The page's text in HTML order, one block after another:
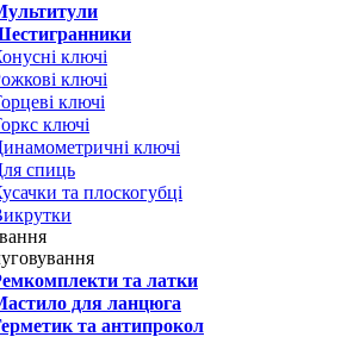
ключі
ключі
ключі
ключі
ключі
спиць
та плоскогубці
та латки
для ланцюга
та антипрокол